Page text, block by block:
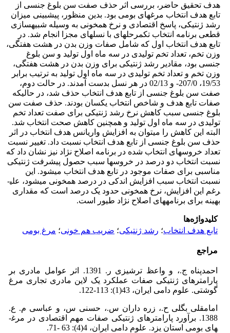
هدف تحقیق حاضر، بررسی اثر حذف صفت سن بلوغ جنسی از
تابع هدف انتخاب مرغ­های بومی بود. بدین منظور، پیش­بینی میزان
رشد ژنتیکی، پاسخ اقتصادی و نرخ هم­خونی به وسیله شبیه­سازی
قطعی برنامه انتخاب تک­مرحله­ای با نسل­های مجزا انجام شد. در
تابع هدف انتخاب اول که شامل صفات وزن بدن در هشت هفتگی،
وزن تخم، تعداد تخم تولیدی در سه ماه اول تولید و سن بلوغ
جنسی بود، مقادیر رشد ژنتیکی برای وزن بدن در هشت هفتگی،
وزن تخم و تعداد تخم تولیدی در سه ماه اول تولید به ترتیب برابر
19/53، 207/0- و 02/13 در هر نسل بدست آمدند. در حالت دوم،
صفت سن بلوغ جنسی از تابع هدف انتخاب حذف شد، در حالی­که
صفات تابع هدف و شاخص انتخاب یکسان بودند. حذف صفت سن
بلوغ جنسی سبب کاهش نرخ رشد ژنتیکی برای صفت تعداد تخم
تولیدی در سه ماه اول تولید و همچنین کاهش صحت انتخاب شد.
البته این کاهش را می­توان به افزایش واریانس هدف انتخاب در اثر
حذف سن بلوغ جنسی از تابع هدف انتخاب نسبت داد. تغییر نسبت
تعداد خروس­های انتخاب شده در برنامه اصلاح نژاد نیز نشان داد که
نسبت انتخاب دو درصد در خروس­ها سبب حصول پیشرفت ژنتیکی
مناسبی برای صفات موجود در تابع هدف انتخاب می­شود. این
نسبت انتخاب سبب افزایش اندکی در درصد هم­خونی می­شود، علی­
رغم این افزایش، نرخ هم­خونی حدود یک درصد است که مقداری
بهینه برای برنامه­های اصلاح نژاد طیور است.
کلیدواژه‌ها
تابع هدف انتخاب؛ رشد ژنتیکی؛ ضریب هم خونی؛ مرغ بومی
مراجع
احمدپناه ج.، و واعظ ترشیزی ر. 1391. اثر عوامل مادری بر
پارامترهای ژنتیکی صفات عملکرد یک لاین مادری تجاری مرغ
گوشتی. علوم دامی ایران، 43(1): 113-122.
امامقلی بگلی ح.، زره داران س.، حسنی س، و عباسی م. ع.
1388. برآورد پارامترهای ژنتیکی صفات مهم اقتصادی در مرغ­
های بومی استان یزد. علوم دامی ایران، 4(4): 63 -71.